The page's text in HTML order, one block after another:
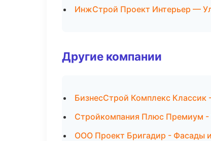
ИнжСтрой Проект Интерьер —
Другие компании
БизнесСтрой Комплекс
Стройкомпания Плюс Премиум -
ООО Проект Бригадир - Фасады